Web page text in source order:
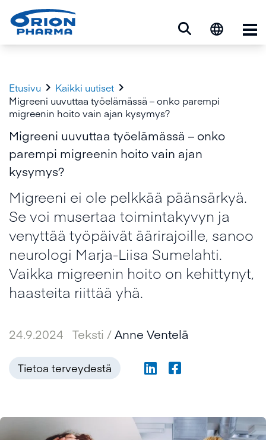
Etusivu  Kaikki uutiset 
Migreeni uuvuttaa työelämässä – onko parempi
migreenin hoito vain ajan kysymys?
Migreeni uuvuttaa työelämässä – onko
parempi migreenin hoito vain ajan
kysymys?
Migreeni ei ole pelkkää päänsärkyä.
Se voi musertaa toimintakyvyn ja
venyttää työpäivät äärirajoille, sanoo
neurologi Marja-Liisa Sumelahti.
Vaikka migreenin hoito on kehittynyt,
haasteita riittää yhä.
24.9.2024 Teksti /Anne Ventelä
Tietoa terveydestä